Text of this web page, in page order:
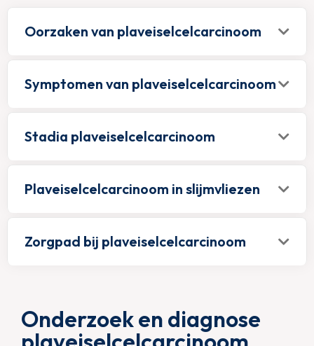
Oorzaken van plaveiselcelcarcinoom
Symptomen van plaveiselcelcarcinoom
Stadia plaveiselcelcarcinoom
Plaveiselcelcarcinoom in slijmvliezen
Zorgpad bij plaveiselcelcarcinoom
Onderzoek en diagnose